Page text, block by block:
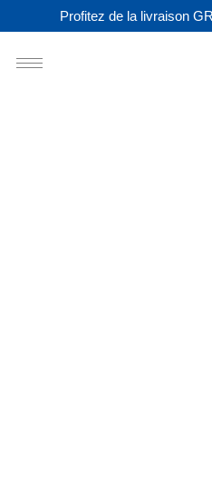
Profitez de la livraison